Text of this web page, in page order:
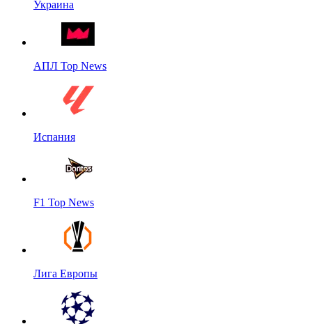
Украина
АПЛ Top News
Испания
F1 Top News
Лига Европы